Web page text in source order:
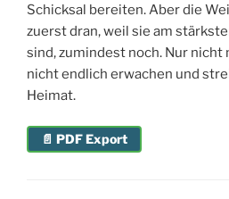
Schicksal bereiten. Aber die
zuerst dran, weil sie am
sind, zumindest noch. Nur nicht
nicht endlich erwachen und
Heimat.
📄 PDF Export